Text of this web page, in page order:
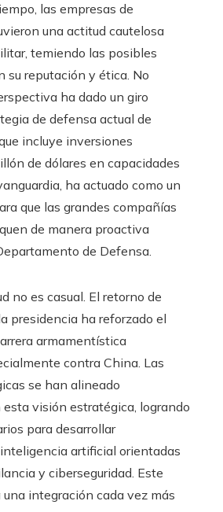
las empresas de
una actitud cautelosa
temiendo las posibles
su reputación y ética. No
ha dado un giro
de defensa actual de
incluye inversiones
de dólares en capacidades
ha actuado como un
que las grandes compañías
de manera proactiva
de Defensa.
no es casual. El retorno de
presidencia ha reforzado el
armamentística
contra China. Las
se han alineado
visión estratégica, logrando
para desarrollar
artificial orientadas
y ciberseguridad. Este
integración cada vez más